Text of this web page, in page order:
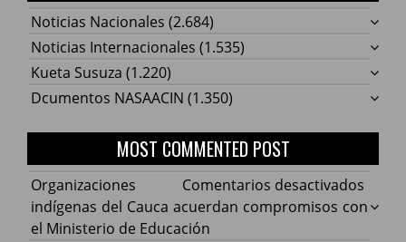
Noticias Nacionales (2.684)
Noticias Internacionales (1.535)
Kueta Susuza (1.220)
Dcumentos NASAACIN (1.350)
MOST COMMENTED POST
Comentarios desactivados
Organizaciones
indígenas del Cauca acuerdan compromisos con
el Ministerio de Educación